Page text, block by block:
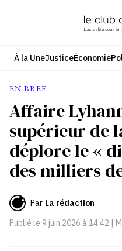
À la UneJusticeÉconomie
EN BREF
Affaire
supérieur de
déplore le «
des milliers
Par La rédaction
Publié le 9 juin 2026 à 14:42 |